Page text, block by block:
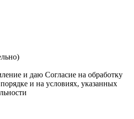
и даю Согласие на обработку
и на условиях, указанных